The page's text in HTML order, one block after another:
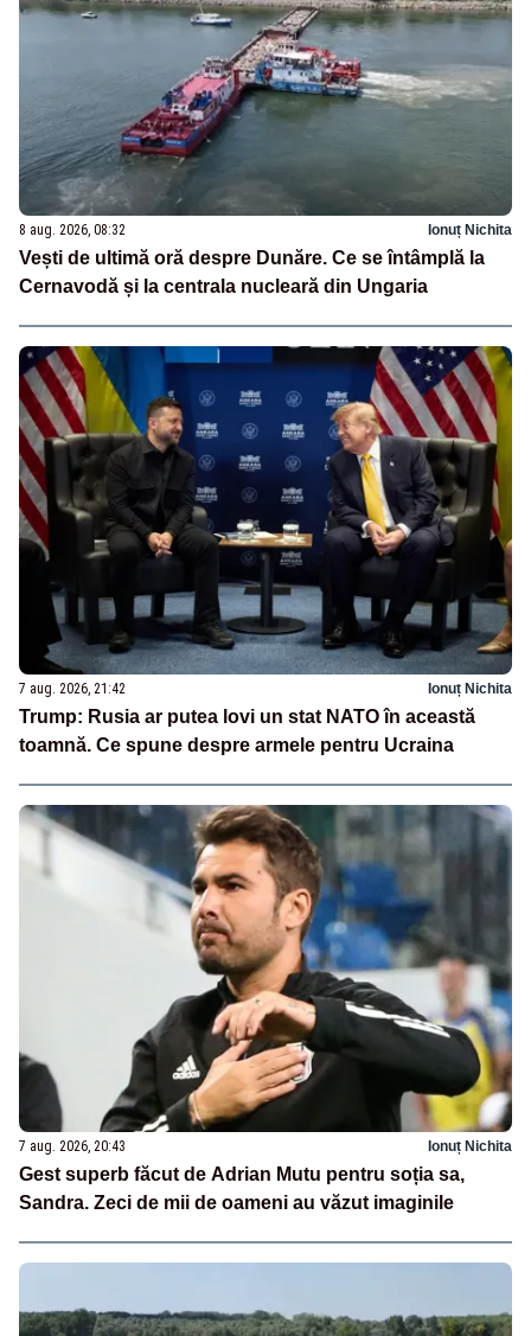
8 aug. 2026, 08:32 Ionuț Nichita
Vești de ultimă oră despre Dunăre. Ce se întâmplă la
Cernavodă și la centrala nucleară din Ungaria
7 aug. 2026, 21:42 Ionuț Nichita
Trump: Rusia ar putea lovi un stat NATO în această
toamnă. Ce spune despre armele pentru Ucraina
7 aug. 2026, 20:43 Ionuț Nichita
Gest superb făcut de Adrian Mutu pentru soția sa,
Sandra. Zeci de mii de oameni au văzut imaginile